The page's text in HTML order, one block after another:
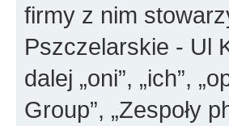
firmy z nim
Pszczelarskie - Ul
dalej „oni”, „ich”,
Group”, „Zespoły